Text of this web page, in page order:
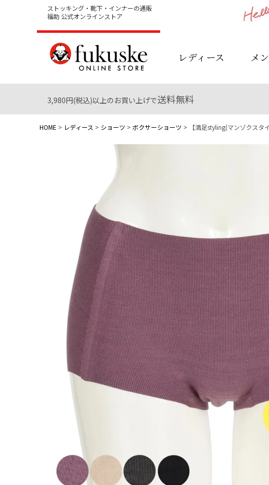
ストッキング・靴下・インナーの通販
福助 公式オンラインストア
レディース メ
3,980円(税込)以上のお買い上げで送料無料
HOME レディース ショーツ ボクサーショーツ 【満足styling(マンゾクス